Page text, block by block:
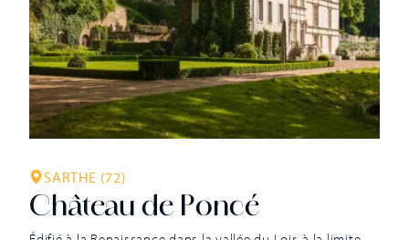
SARTHE (72)
Château de Poncé